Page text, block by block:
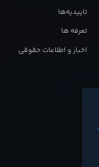
تاییدیه‌ها
تعرفه ها
اخبار و اطلاعات حقوقی